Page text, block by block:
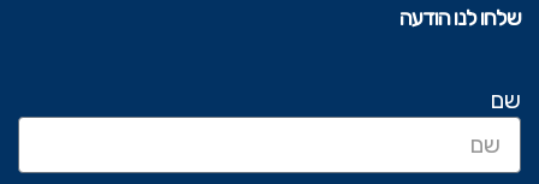
שלחו לנו הודעה
שם